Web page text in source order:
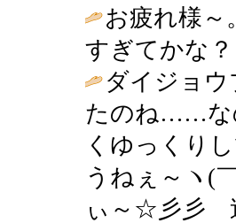
お疲れ様～
すぎてかな
ダイジョ
たのね……な
くゆっくり
うねぇ～ヽ(
ぃ～☆彡彡